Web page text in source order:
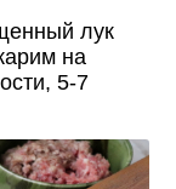
лук
на
5-7